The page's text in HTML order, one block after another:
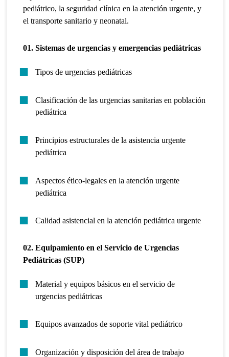
pediátrico, la seguridad clínica en la atención urgente, y
el transporte sanitario y neonatal.
01. Sistemas de urgencias y emergencias pediátricas
Tipos de urgencias pediátricas
Clasificación de las urgencias sanitarias en población
pediátrica
Principios estructurales de la asistencia urgente
pediátrica
Aspectos ético-legales en la atención urgente
pediátrica
Calidad asistencial en la atención pediátrica urgente
02.Equipamiento en el Servicio de Urgencias
Pediátricas (SUP)
Material y equipos básicos en el servicio de
urgencias pediátricas
Equipos avanzados de soporte vital pediátrico
Organización y disposición del área de trabajo